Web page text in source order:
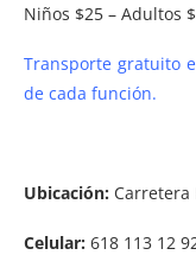
Niños $25 – Adultos
Transporte gratuito
de cada función.
Ubicación: Carretera
Celular: 618 113 12